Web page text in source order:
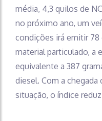
média, 4,3 quilos de
no próximo ano, um
condições irá emitir 78
material particulado, a
equivalente a 387
diesel. Com a
situação, o índice